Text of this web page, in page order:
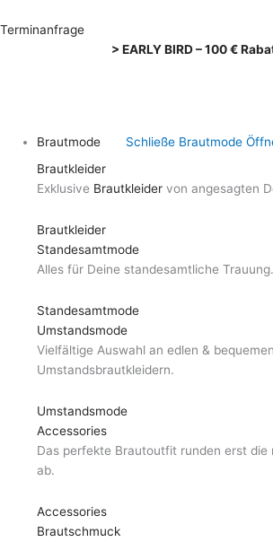
Inhalt
Terminanfrage
> EARLY BIRD – 100 €
Brautmode Schließe Brautmode
Brautkleider
Exklusive Brautkleider von angesagten
Brautkleider
Standesamtmode
Alles für Deine standesamtliche Trauung.
Standesamtmode
Umstandsmode
Vielfältige Auswahl an edlen & bequemen
Umstandsbrautkleidern.
Umstandsmode
Accessories
Das perfekte Brautoutfit runden erst die
ab.
Accessories
Brautschmuck